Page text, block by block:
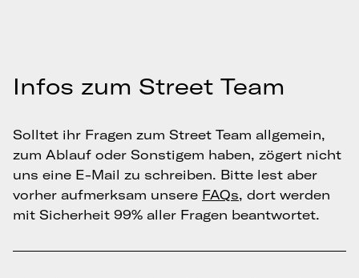
Infos zum Street Team
Solltet ihr Fragen zum Street Team allgemein,
zum Ablauf oder Sonstigem haben, zögert nicht
uns eine E-Mail zu schreiben. Bitte lest aber
vorher aufmerksam unsere FAQs, dort werden
mit Sicherheit 99% aller Fragen beantwortet.